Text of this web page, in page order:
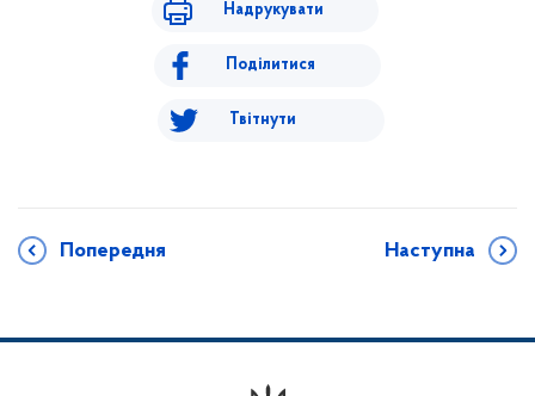
Надрукувати
Поділитися
Твітнути
Попередня Наступна